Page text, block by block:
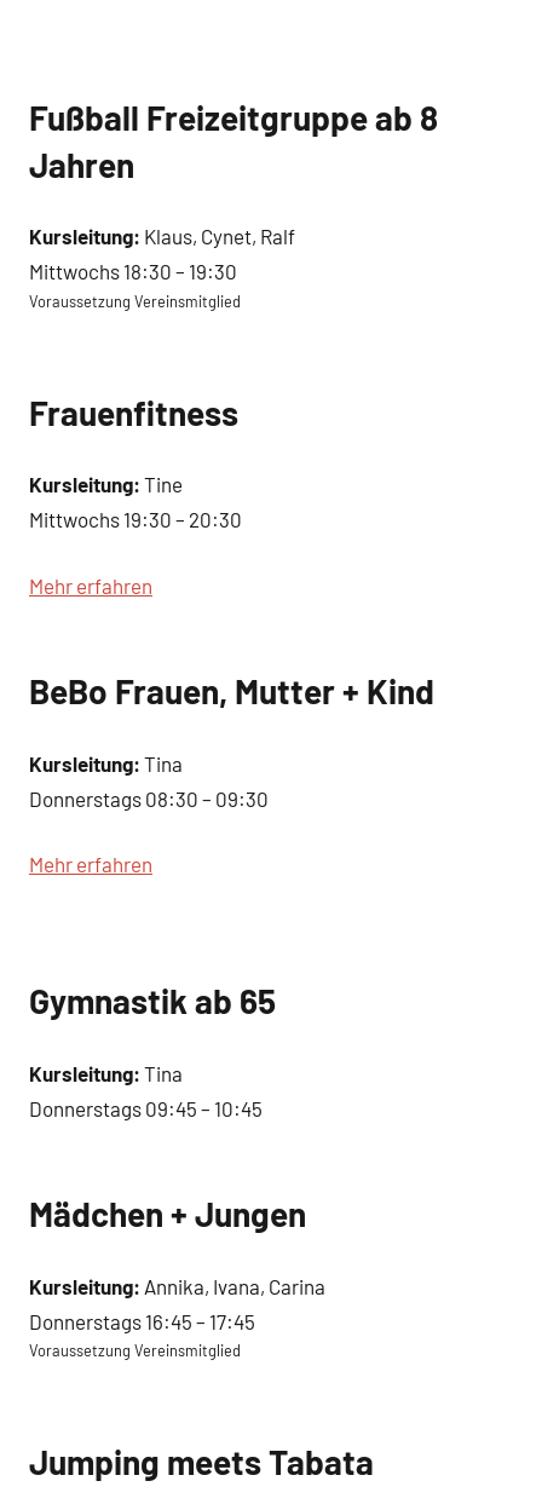
Fußball Freizeitgruppe ab 8
Jahren
Kursleitung: Klaus, Cynet, Ralf
Mittwochs 18:30 – 19:30
Voraussetzung Vereinsmitglied
Frauenfitness
Kursleitung: Tine
Mittwochs 19:30 – 20:30
Mehr erfahren
BeBo Frauen, Mutter + Kind
Kursleitung: Tina
Donnerstags 08:30 – 09:30
Mehr erfahren
Gymnastik ab 65
Kursleitung: Tina
Donnerstags 09:45 – 10:45
Mädchen + Jungen
Kursleitung: Annika, Ivana, Carina
Donnerstags 16:45 – 17:45
Voraussetzung Vereinsmitglied
Jumping meets Tabata